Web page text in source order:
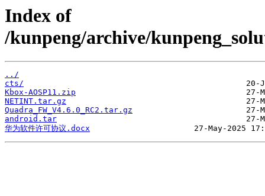
Index of
/kunpeng/archive/
../
cts/
Kbox-AOSP11.zip
NETINT.tar.gz
Quadra_FW_V4.6.0_RC2.tar.gz
android.tar
华为软件许可协议.docx